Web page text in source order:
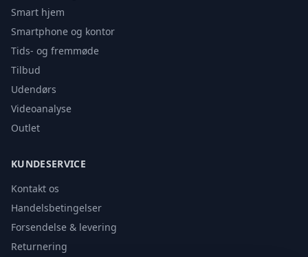
Smart hjem
Smartphone og kontor
Tids- og fremmøde
Tilbud
Udendørs
Videoanalyse
Outlet
KUNDESERVICE
Kontakt os
Handelsbetingelser
Forsendelse & levering
Returnering